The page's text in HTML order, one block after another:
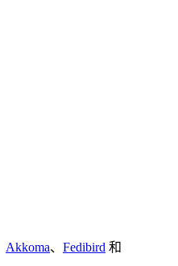
Akkoma、 Fedibird 和